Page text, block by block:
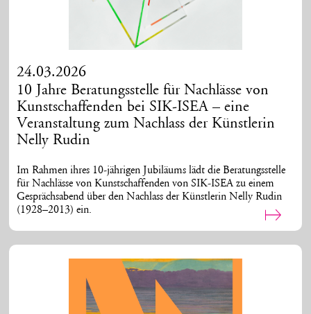
24.03.2026
10 Jahre Beratungsstelle für Nachlässe von
Kunstschaffenden bei SIK-ISEA – eine
Veranstaltung zum Nachlass der Künstlerin
Nelly Rudin
Im Rahmen ihres 10-jährigen Jubiläums lädt die Beratungsstelle
für Nachlässe von Kunstschaffenden von SIK-ISEA zu einem
Gesprächsabend über den Nachlass der Künstlerin Nelly Rudin
(1928–2013) ein.